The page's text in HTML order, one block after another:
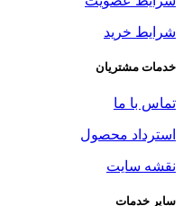
شرایط خرید
خدمات مشتریان
تماس با ما
استرداد محصول
نقشه سایت
سایر خدمات